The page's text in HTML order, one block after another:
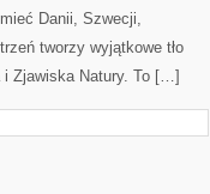
Danii, Szwecji,
tworzy wyjątkowe tło
i Zjawiska Natury. To […]